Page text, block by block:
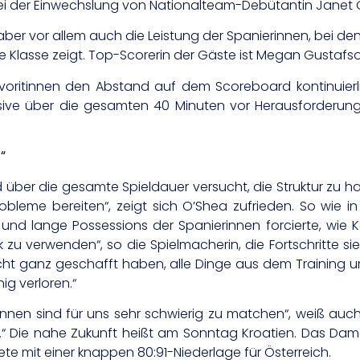
der Einwechslung von Nationalteam-Debütantin Janet
vor allem auch die Leistung der Spanierinnen, bei
zeigt. Top-Scorerin der Gäste ist Megan
den Abstand auf dem Scoreboard
über die gesamten 40 Minuten vor
die gesamte Spieldauer versucht, die Struktur zu
bereiten“, zeigt sich O’Shea zufrieden. So wie
lange Possessions der Spanierinnen forcierte, wie
verwenden“, so die Spielmacherin, die Fortschritte
ganz geschafft haben, alle Dinge aus dem Training
verloren.“
sind für uns sehr schwierig zu matchen“, weiß
Die nahe Zukunft heißt am Sonntag Kroatien. Das
mit einer knappen 80:91-Niederlage für Österreich.